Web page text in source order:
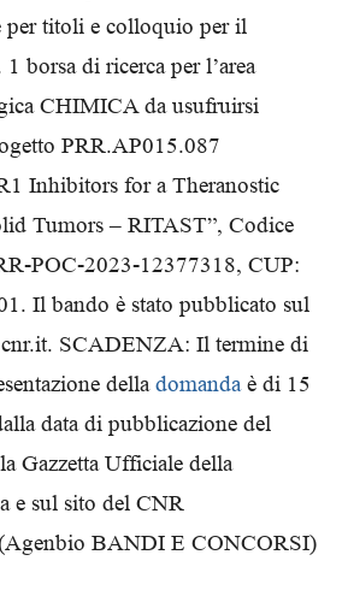
per titoli e colloquio per il
borsa di ricerca per l’area
CHIMICA da usufruirsi
PRR.AP015.087
Inhibitors for a Theranostic
Tumors – RITAST”, Codice
POC-2023-12377318, CUP:
Il bando è stato pubblicato sul
SCADENZA: Il termine di
delladomandaè di 15
data di pubblicazione del
Gazzetta Ufficiale della
e sul sito del CNR
BANDI E CONCORSI)